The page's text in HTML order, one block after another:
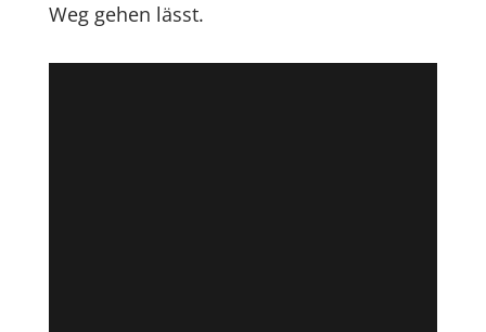
Weg gehen lässt.